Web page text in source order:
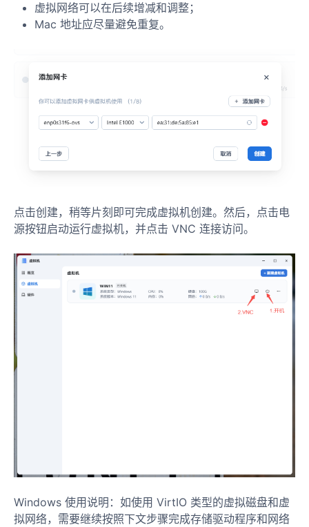
虚拟网络可以在后续增减和调整；
Mac 地址应尽量避免重复。
点击创建，稍等片刻即可完成虚拟机创建。然后，点击电
源按钮启动运行虚拟机，并点击 VNC 连接访问。
Windows 使用说明：如使用 VirtIO 类型的虚拟磁盘和虚
拟网络，需要继续按照下文步骤完成存储驱动程序和网络